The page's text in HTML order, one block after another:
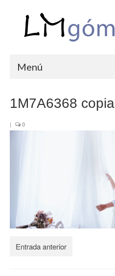
Menú
COMUNIONES
SOBRE LM
1M7A6368 copia
| 0
Entrada anterior